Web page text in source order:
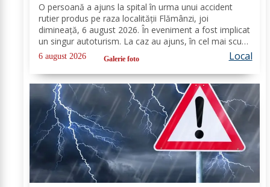
O persoană a ajuns la spital în urma unui accident
rutier produs pe raza localității Flămânzi, joi
dimineață, 6 august 2026. În eveniment a fost implicat
un singur autoturism. La caz au ajuns, în cel mai scurt
timp, pompierii din cadrul Punctului de Lucru Flămânzi,
cu o autospecială de stingere și...
6 august 2026 Galerie foto Local